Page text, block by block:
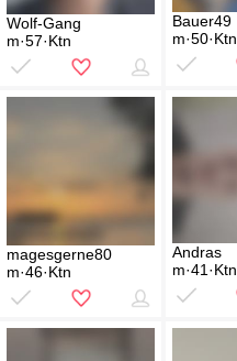
Wolf-Gang
m·57·Ktn
Bauer49
m·50·Ktn
magesgerne80
m·46·Ktn
Andras
m·41·Ktn